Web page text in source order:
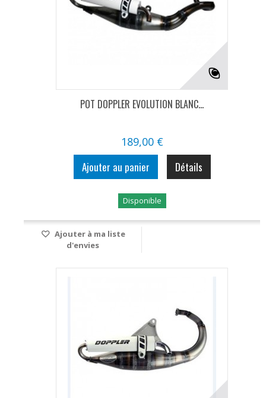
POT DOPPLER EVOLUTION BLANC...
189,00 €
Ajouter au panier Détails
Disponible
Ajouter à ma liste
d'envies